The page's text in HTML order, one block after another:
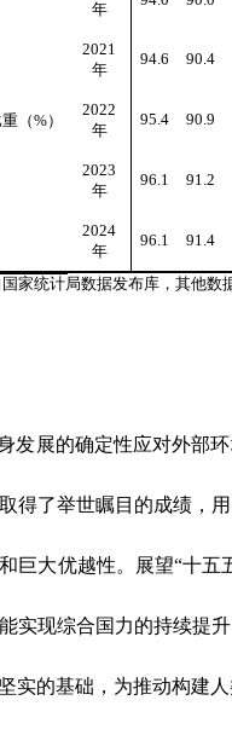
（%）
年
2021
年
94.6 90.4
2022
年
95.4 90.9
2023
年
96.1 91.2
2024
年
96.1 91.4
家统计局数据发布库，其他数
发展的确定性应对外部
得了举世瞩目的成绩，
巨大优越性。展望“十五
实现综合国力的持续提
实的基础，为推动构建